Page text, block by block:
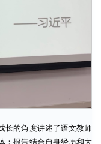
长的角度讲述了语文教师
；报告结合自身经历和大